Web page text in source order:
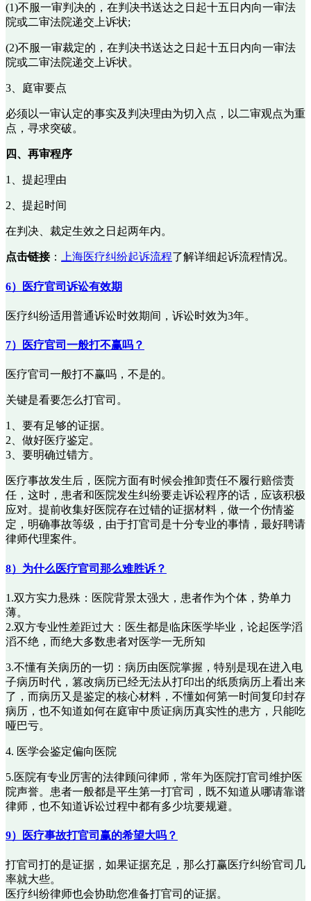
(1)不服一审判决的，在判决书送达之日起十五日内向一审法
院或二审法院递交上诉状;
(2)不服一审裁定的，在判决书送达之日起十五日内向一审法
院或二审法院递交上诉状。
3、庭审要点
必须以一审认定的事实及判决理由为切入点，以二审观点为重
点，寻求突破。
四、再审程序
1、提起理由
2、提起时间
在判决、裁定生效之日起两年内。
点击链接： 上海医疗纠纷起诉流程了解详细起诉流程情况。
6）医疗官司诉讼有效期
医疗纠纷适用普通诉讼时效期间，诉讼时效为3年。
7）医疗官司一般打不赢吗？
医疗官司一般打不赢吗，不是的。
关键是看要怎么打官司。
1、要有足够的证据。
2、做好医疗鉴定。
3、要明确过错方。
医疗事故发生后，医院方面有时候会推卸责任不履行赔偿责
任，这时，患者和医院发生纠纷要走诉讼程序的话，应该积极
应对。提前收集好医院存在过错的证据材料，做一个伤情鉴
定，明确事故等级，由于打官司是十分专业的事情，最好聘请
律师代理案件。
8）为什么医疗官司那么难胜诉？
1.双方实力悬殊：医院背景太强大，患者作为个体，势单力
薄。
2.双方专业性差距过大：医生都是临床医学毕业，论起医学滔
滔不绝，而绝大多数患者对医学一无所知
3.不懂有关病历的一切：病历由医院掌握，特别是现在进入电
子病历时代，篡改病历已经无法从打印出的纸质病历上看出来
了，而病历又是鉴定的核心材料，不懂如何第一时间复印封存
病历，也不知道如何在庭审中质证病历真实性的患方，只能吃
哑巴亏。
4. 医学会鉴定偏向医院
5.医院有专业厉害的法律顾问律师，常年为医院打官司维护医
院声誉。患者一般都是平生第一打官司，既不知道从哪请靠谱
律师，也不知道诉讼过程中都有多少坑要规避。
9）医疗事故打官司赢的希望大吗？
打官司打的是证据，如果证据充足，那么打赢医疗纠纷官司几
率就大些。
医疗纠纷律师也会协助您准备打官司的证据。